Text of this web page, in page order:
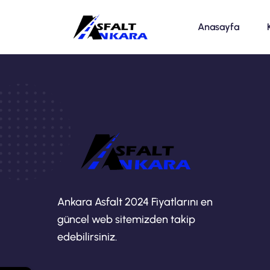
Anasayfa
Ankara Asfalt 2024 Fiyatlarını en
güncel web sitemizden takip
edebilirsiniz.